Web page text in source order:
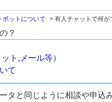
ボットについて > 有人チャットで何が
？
ト,メール等）
て
タと同じように相談や申込